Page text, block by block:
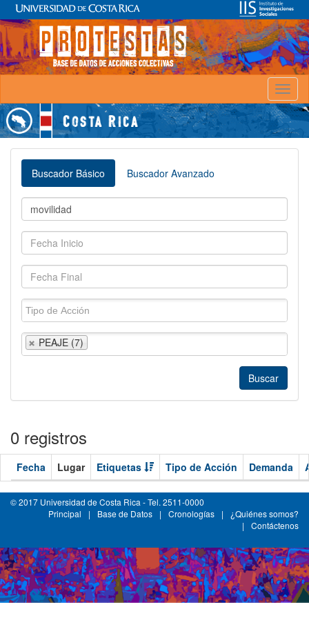
Buscador Básico Buscador Avanzado
PEAJE (7)
0 registros
Fecha Lugar Etiquetas Tipo de Acción Demanda
© 2017 Universidad de Costa Rica - Tel. 2511-0000
Principal
| Base de Datos | Cronologías |
¿Quiénes somos?
|
Contáctenos